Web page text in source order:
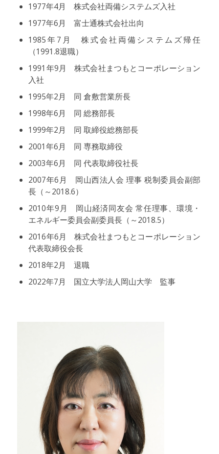
1977年4月 株式会社両備システムズ入社
1977年6月 富士通株式会社出向
1985年7月 株式会社両備システムズ帰任
（1991.8退職）
1991年9月 株式会社まつもとコーポレーション
入社
1995年2月 同 倉敷営業所長
1998年6月 同 総務部長
1999年2月 同 取締役総務部長
2001年6月 同 専務取締役
2003年6月 同 代表取締役社長
2007年6月 岡山西法人会 理事 税制委員会副部
長（～2018.6）
2010年9月 岡山経済同友会 常任理事、環境・
エネルギー委員会副委員長（～2018.5）
2016年6月 株式会社まつもとコーポレーション
代表取締役会長
2018年2月 退職
2022年7月 国立大学法人岡山大学 監事